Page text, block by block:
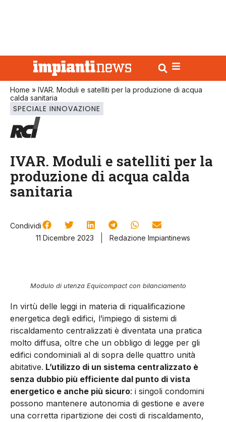
Home » IVAR. Moduli e satelliti per la produzione di acqua
calda sanitaria
SPECIALE INNOVAZIONE
IVAR. Moduli e satelliti per la
produzione di acqua calda
sanitaria
Condividi
11 Dicembre 2023
Redazione Impiantinews
Modulo di utenza Equicompact con bilanciamento
In virtù delle leggi in materia di riqualificazione
energetica degli edifici, l’impiego di sistemi di
riscaldamento centralizzati è diventata una pratica
molto diffusa, oltre che un obbligo di legge per gli
edifici condominiali al di sopra delle quattro unità
abitative. L’utilizzo di un sistema centralizzato è
senza dubbio più efficiente dal punto di vista
energetico e anche più sicuro: i singoli condomini
possono mantenere autonomia di gestione e avere
una corretta ripartizione dei costi di riscaldamento,